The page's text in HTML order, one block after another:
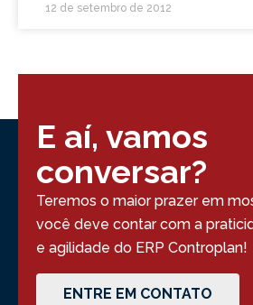
12 de setembro de 2012
E aí, vamos
conversar?
Teremos o maior prazer em
você deve contar com a
e agilidade do ERP Controplan!
ENTRE EM CONTATO